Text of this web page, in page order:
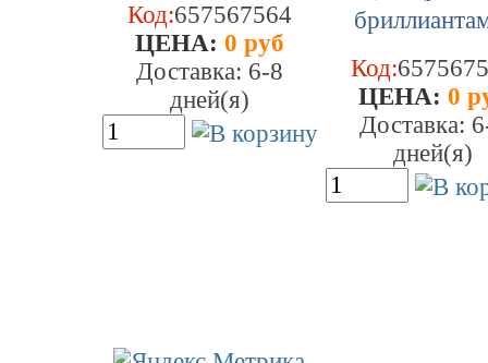
Код:657567564
ЦEHA: 0 руб
Доставка: 6-8
дней(я)
Код:
ЦEHA: 0
Доставка:
дней(я)